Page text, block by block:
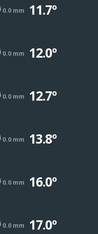
0.0 mm 11.7º
0.0 mm 12.0º
0.0 mm 12.7º
0.0 mm 13.8º
0.0 mm 16.0º
0.0 mm 17.0º